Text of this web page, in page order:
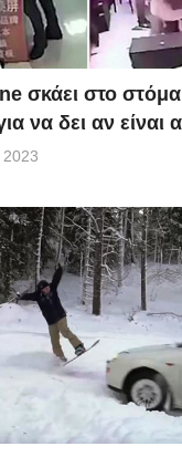
σκάει στο
να δει αν είναι